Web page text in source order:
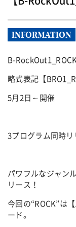
INFORMATION
B-
略式表記【
5月2日～開催
3プログラム同時リ
パワフルなジャン
リース！
今回の“ROCK”は
ード。